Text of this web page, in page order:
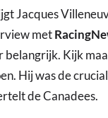
Jacques
met
belangrijk. Kijk
Hij was de
de Canadees.